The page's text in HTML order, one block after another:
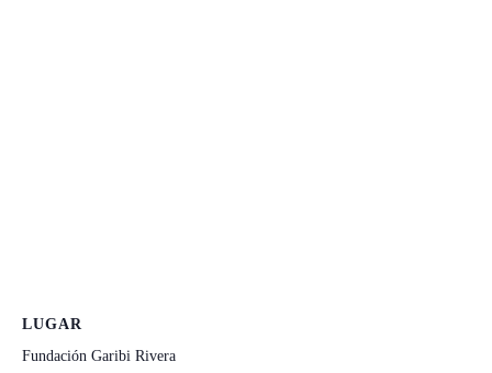
LUGAR
Fundación Garibi Rivera